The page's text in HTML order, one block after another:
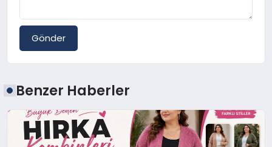
Gönder
Benzer Haberler